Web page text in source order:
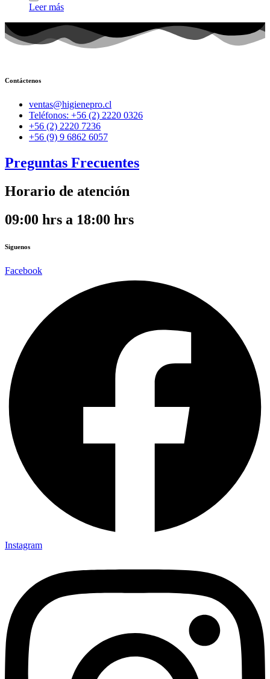
Leer más
Contáctenos
ventas@higienepro.cl
Teléfonos: +56 (2) 2220 0326
+56 (2) 2220 7236
+56 (9) 9 6862 6057
Preguntas Frecuentes
Horario de atención
09:00 hrs a 18:00 hrs
Siguenos
Facebook
Instagram